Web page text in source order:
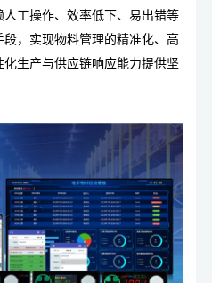
工操作、效率低下、易出错等
，实现物料管理的精准化、高
生产与供应链响应能力提供坚